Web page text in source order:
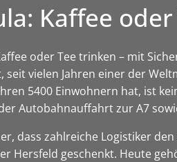
Kaffee oder
oder Tee trinken – mit
seit vielen Jahren einer der
5400 Einwohnern hat, ist
Autobahnauffahrt zur A7
dass zahlreiche Logistiker
Hersfeld geschenkt. Heute